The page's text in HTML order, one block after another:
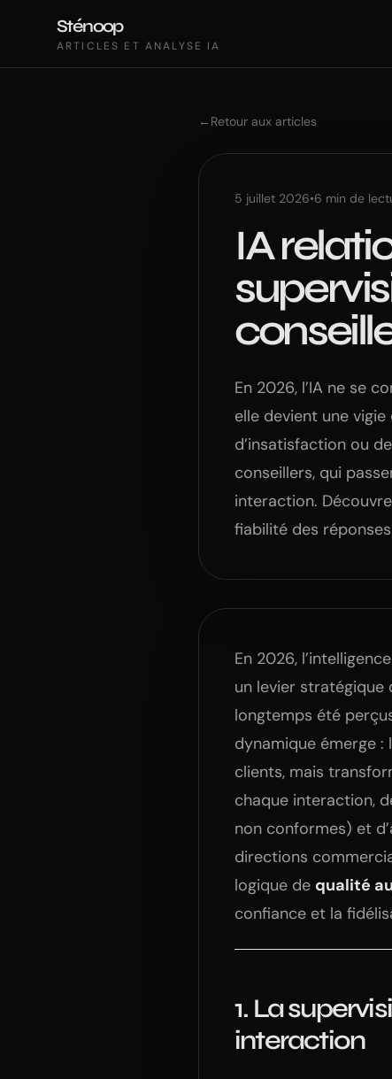
Sténoop
ARTICLES ET ANALYSE IA
← Retour aux articles
5 juillet 2026•6 min de
IA
En 2026, l’IA ne se
elle devient une
d’insatisfaction ou
conseillers, qui
interaction.
fiabilité des
En 2026,
un levier stratégique
longtemps été
dynamique émerge :
clients, mais
chaque interaction,
non conformes) et
directions
logique de qualité
confiance et la
1. La
interaction